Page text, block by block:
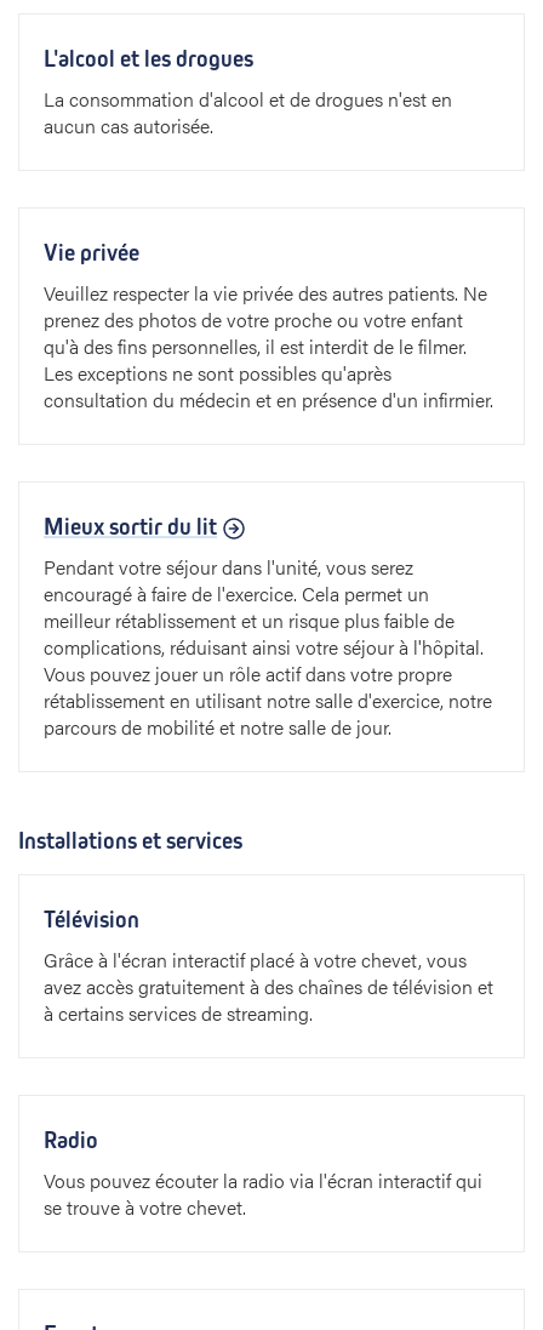
L'alcool et les drogues
La consommation d'alcool et de drogues n'est en
aucun cas autorisée.
Vie privée
Veuillez respecter la vie privée des autres patients. Ne
prenez des photos de votre proche ou votre enfant
qu'à des fins personnelles, il est interdit de le filmer.
Les exceptions ne sont possibles qu'après
consultation du médecin et en présence d'un infirmier.
Mieux sortir du lit
Pendant votre séjour dans l'unité, vous serez
encouragé à faire de l'exercice. Cela permet un
meilleur rétablissement et un risque plus faible de
complications, réduisant ainsi votre séjour à l'hôpital.
Vous pouvez jouer un rôle actif dans votre propre
rétablissement en utilisant notre salle d'exercice, notre
parcours de mobilité et notre salle de jour.
Installations et services
Télévision
Grâce à l'écran interactif placé à votre chevet, vous
avez accès gratuitement à des chaînes de télévision et
à certains services de streaming.
Radio
Vous pouvez écouter la radio via l'écran interactif qui
se trouve à votre chevet.